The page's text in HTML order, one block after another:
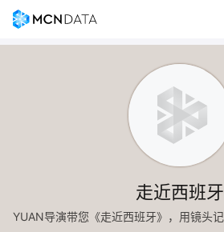
走近西班牙